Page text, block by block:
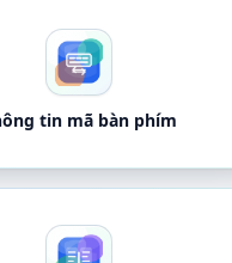
tin mã bàn phím